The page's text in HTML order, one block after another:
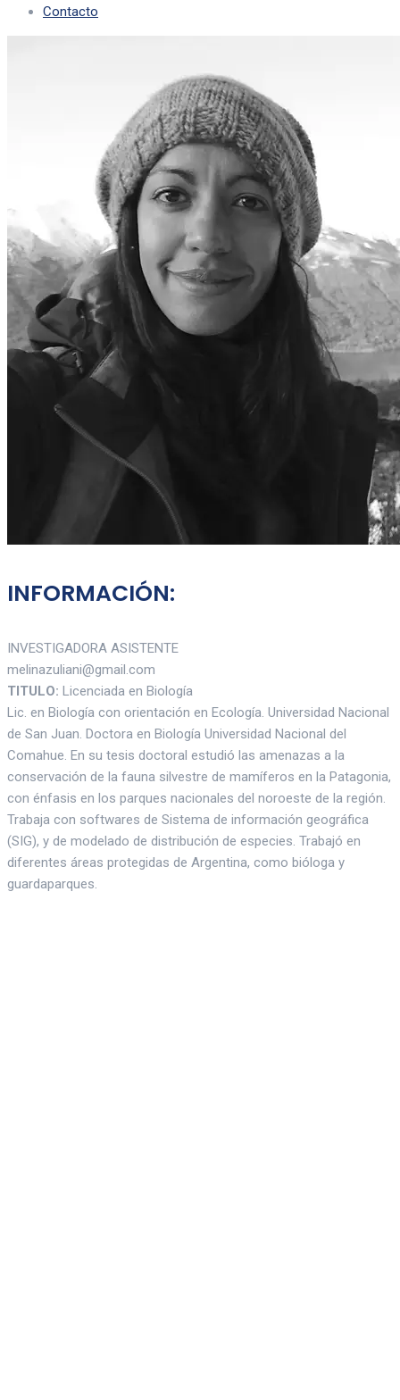
Contacto
INFORMACIÓN:
INVESTIGADORA ASISTENTE
melinazuliani@gmail.com
TITULO: Licenciada en Biología
Lic. en Biología con orientación en Ecología. Universidad Nacional
de San Juan. Doctora en Biología Universidad Nacional del
Comahue. En su tesis doctoral estudió las amenazas a la
conservación de la fauna silvestre de mamíferos en la Patagonia,
con énfasis en los parques nacionales del noroeste de la región.
Trabaja con softwares de Sistema de información geográfica
(SIG), y de modelado de distribución de especies. Trabajó en
diferentes áreas protegidas de Argentina, como bióloga y
guardaparques.